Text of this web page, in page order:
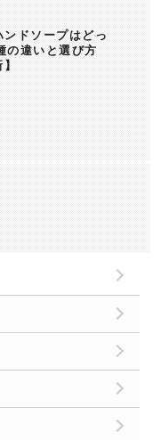
ンドソープはどっ
の違いと選び方